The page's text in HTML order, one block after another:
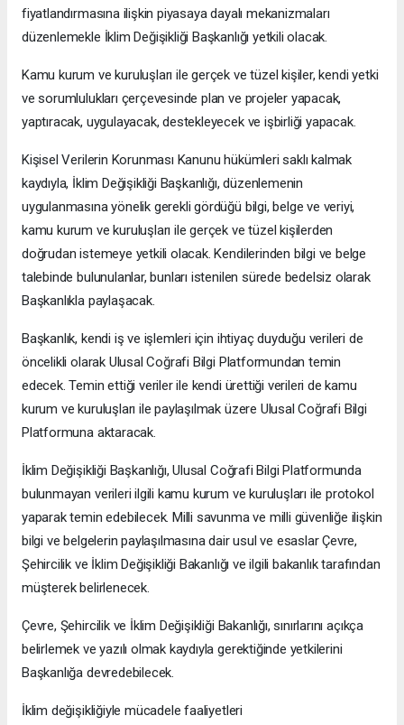
fiyatlandırmasına ilişkin piyasaya dayalı mekanizmaları
düzenlemekle İklim Değişikliği Başkanlığı yetkili olacak.
Kamu kurum ve kuruluşları ile gerçek ve tüzel kişiler, kendi yetki
ve sorumlulukları çerçevesinde plan ve projeler yapacak,
yaptıracak, uygulayacak, destekleyecek ve işbirliği yapacak.
Kişisel Verilerin Korunması Kanunu hükümleri saklı kalmak
kaydıyla, İklim Değişikliği Başkanlığı, düzenlemenin
uygulanmasına yönelik gerekli gördüğü bilgi, belge ve veriyi,
kamu kurum ve kuruluşları ile gerçek ve tüzel kişilerden
doğrudan istemeye yetkili olacak. Kendilerinden bilgi ve belge
talebinde bulunulanlar, bunları istenilen sürede bedelsiz olarak
Başkanlıkla paylaşacak.
Başkanlık, kendi iş ve işlemleri için ihtiyaç duyduğu verileri de
öncelikli olarak Ulusal Coğrafi Bilgi Platformundan temin
edecek. Temin ettiği veriler ile kendi ürettiği verileri de kamu
kurum ve kuruluşları ile paylaşılmak üzere Ulusal Coğrafi Bilgi
Platformuna aktaracak.
İklim Değişikliği Başkanlığı, Ulusal Coğrafi Bilgi Platformunda
bulunmayan verileri ilgili kamu kurum ve kuruluşları ile protokol
yaparak temin edebilecek. Milli savunma ve milli güvenliğe ilişkin
bilgi ve belgelerin paylaşılmasına dair usul ve esaslar Çevre,
Şehircilik ve İklim Değişikliği Bakanlığı ve ilgili bakanlık tarafından
müşterek belirlenecek.
Çevre, Şehircilik ve İklim Değişikliği Bakanlığı, sınırlarını açıkça
belirlemek ve yazılı olmak kaydıyla gerektiğinde yetkilerini
Başkanlığa devredebilecek.
İklim değişikliğiyle mücadele faaliyetleri